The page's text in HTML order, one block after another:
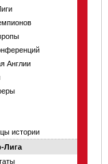
Англии
истории
Лига